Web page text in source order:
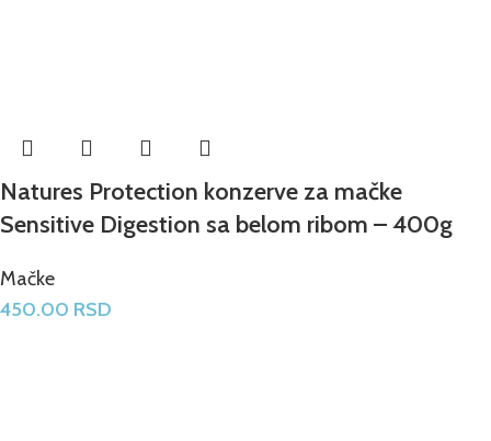
Natures Protection konzerve za mačke
Sensitive Digestion sa belom ribom – 400g
Mačke
450.00 RSD